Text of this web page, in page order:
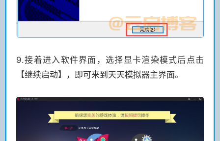
9.接着进入软件界面，选择显卡渲染模式后点击
【继续启动】，即可来到天天模拟器主界面。